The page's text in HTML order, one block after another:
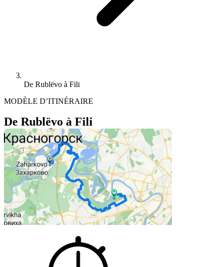
De Rublëvo à Fili
MODÈLE D’ITINÉRAIRE
De Rublëvo à Fili